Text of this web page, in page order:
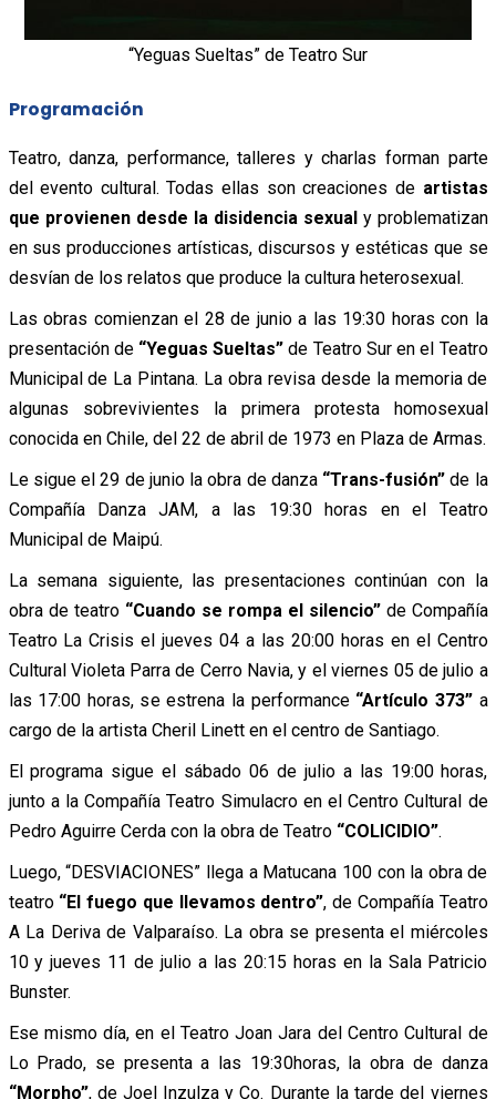
“Yeguas Sueltas” de Teatro Sur
Programación
Teatro, danza, performance, talleres y charlas forman parte
del evento cultural. Todas ellas son creaciones de artistas
que provienen desde la disidencia sexualy problematizan
en sus producciones artísticas, discursos y estéticas que se
desvían de los relatos que produce la cultura heterosexual.
Las obras comienzan el 28 de junio a las 19:30 horas con la
presentación de “Yeguas Sueltas” de Teatro Sur en el Teatro
Municipal de La Pintana. La obra revisa desde la memoria de
algunas sobrevivientes la primera protesta homosexual
conocida en Chile, del 22 de abril de 1973 en Plaza de Armas.
Le sigue el 29 de junio la obra de danza “Trans-fusión” de la
Compañía Danza JAM, a las 19:30 horas en el Teatro
Municipal de Maipú.
La semana siguiente, las presentaciones continúan con la
obra de teatro“Cuando se rompa el silencio”de Compañía
Teatro La Crisis el jueves 04 a las 20:00 horas en el Centro
Cultural Violeta Parra de Cerro Navia, y el viernes 05 de julio a
las 17:00 horas, se estrena la performance “Artículo 373”a
cargo de la artista Cheril Linett en el centro de Santiago.
El programa sigue el sábado 06 de julio a las 19:00 horas,
junto a la Compañía Teatro Simulacro en el Centro Cultural de
Pedro Aguirre Cerda con la obra de Teatro “COLICIDIO”.
Luego, “DESVIACIONES” llega a Matucana 100 con la obra de
teatro “El fuego que llevamos dentro”, de Compañía Teatro
A La Deriva de Valparaíso. La obra se presenta el miércoles
10 y jueves 11 de julio a las 20:15 horas en la Sala Patricio
Bunster.
Ese mismo día, en el Teatro Joan Jara del Centro Cultural de
Lo Prado, se presenta a las 19:30horas, la obra de danza
“Morpho”, de Joel Inzulza y Co. Durante la tarde del viernes